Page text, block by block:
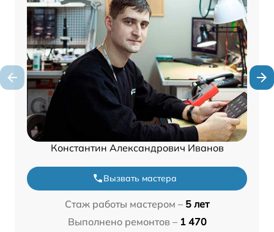
Константин Александрович Иванов
Вызвать мастера
Стаж работы мастером – 5 лет
Выполнено ремонтов – 1 470